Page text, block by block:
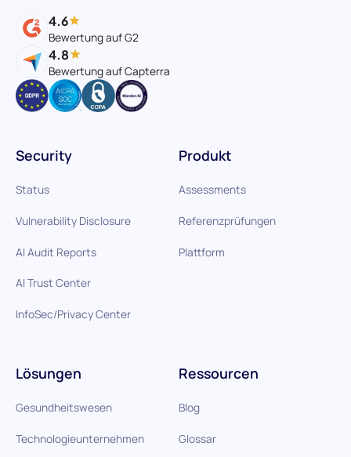
4.6
Bewertung auf G2
4.8
Bewertung auf Capterra
Produkt
Assessments
Referenzprüfungen
Plattform
Lösungen
Gesundheitswesen
Technologieunternehmen
Ressourcen
Blog
Glossar
Security
Status
Vulnerability Disclosure
AI Audit Reports
AI Trust Center
InfoSec/Privacy Center